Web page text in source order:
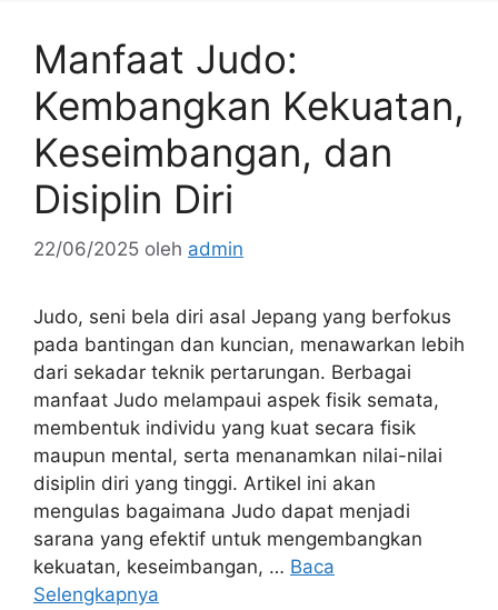
Manfaat Judo:
Kembangkan Kekuatan,
Keseimbangan, dan
Disiplin Diri
22/06/2025 oleh admin
Judo, seni bela diri asal Jepang yang berfokus
pada bantingan dan kuncian, menawarkan lebih
dari sekadar teknik pertarungan. Berbagai
manfaat Judo melampaui aspek fisik semata,
membentuk individu yang kuat secara fisik
maupun mental, serta menanamkan nilai-nilai
disiplin diri yang tinggi. Artikel ini akan
mengulas bagaimana Judo dapat menjadi
sarana yang efektif untuk mengembangkan
kekuatan, keseimbangan, … Baca
Selengkapnya